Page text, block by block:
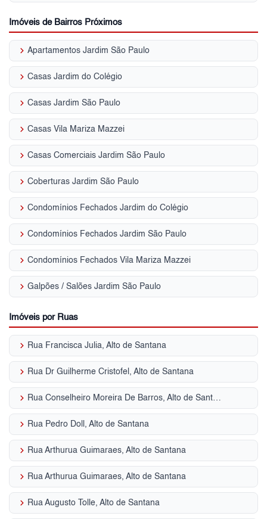
Imóveis de Bairros Próximos
keyboard_arrow_right Apartamentos Jardim São Paulo
keyboard_arrow_right Casas Jardim do Colégio
keyboard_arrow_right Casas Jardim São Paulo
keyboard_arrow_right Casas Vila Mariza Mazzei
keyboard_arrow_right Casas Comerciais Jardim São Paulo
keyboard_arrow_right Coberturas Jardim São Paulo
keyboard_arrow_right Condomínios Fechados Jardim do Colégio
keyboard_arrow_right Condomínios Fechados Jardim São Paulo
keyboard_arrow_right Condomínios Fechados Vila Mariza Mazzei
keyboard_arrow_right Galpões / Salões Jardim São Paulo
Imóveis por Ruas
keyboard_arrow_right Rua Francisca Julia, Alto de Santana
keyboard_arrow_right Rua Dr Guilherme Cristofel, Alto de Santana
keyboard_arrow_right Rua Conselheiro Moreira De Barros, Alto de Santana
keyboard_arrow_right Rua Pedro Doll, Alto de Santana
keyboard_arrow_right Rua Arthurua Guimaraes, Alto de Santana
keyboard_arrow_right Rua Arthurua Guimaraes, Alto de Santana
keyboard_arrow_right Rua Augusto Tolle, Alto de Santana